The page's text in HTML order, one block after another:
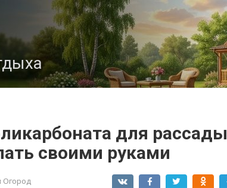
для рассады
своими руками
Огород